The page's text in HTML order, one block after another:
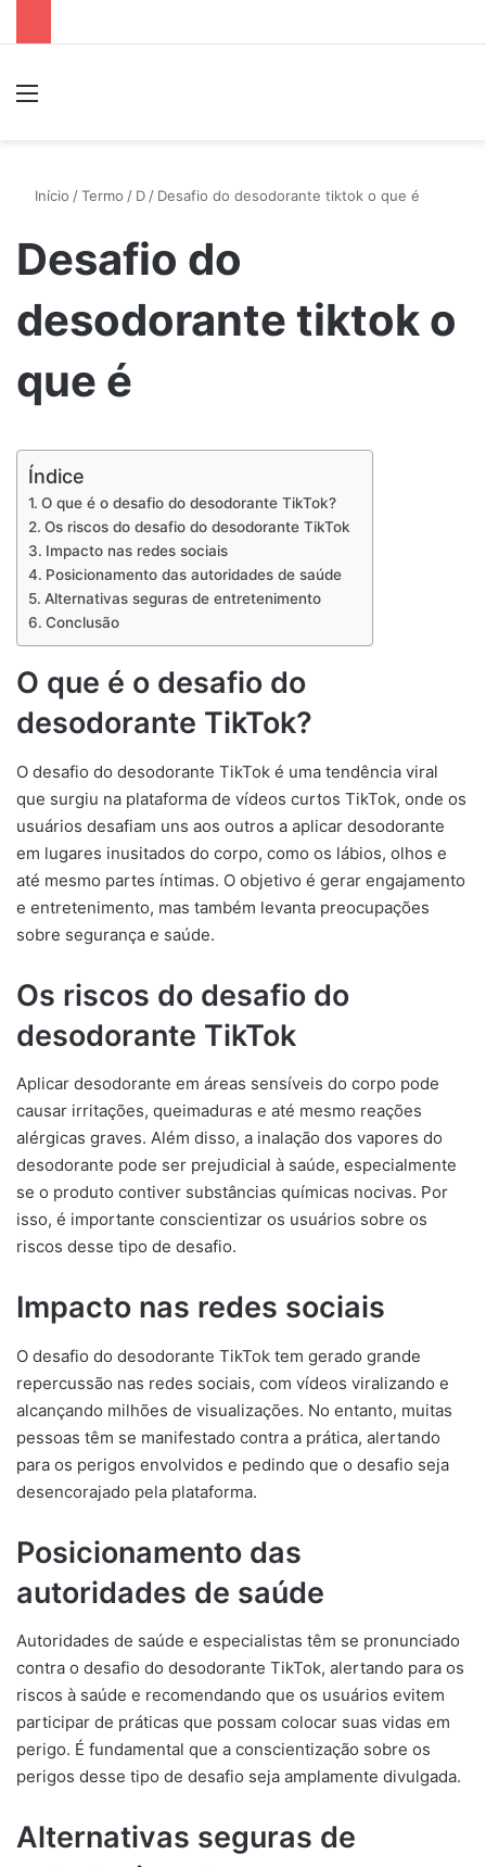
Início /Termo / D / Desafio do desodorante tiktok o que é
Desafio do
desodorante tiktok o
que é
Índice
O que é o desafio do desodorante TikTok?
Os riscos do desafio do desodorante TikTok
Impacto nas redes sociais
Posicionamento das autoridades de saúde
Alternativas seguras de entretenimento
Conclusão
O que é o desafio do
desodorante TikTok?
O desafio do desodorante TikTok é uma tendência viral
que surgiu na plataforma de vídeos curtos TikTok, onde os
usuários desafiam uns aos outros a aplicar desodorante
em lugares inusitados do corpo, como os lábios, olhos e
até mesmo partes íntimas. O objetivo é gerar engajamento
e entretenimento, mas também levanta preocupações
sobre segurança e saúde.
Os riscos do desafio do
desodorante TikTok
Aplicar desodorante em áreas sensíveis do corpo pode
causar irritações, queimaduras e até mesmo reações
alérgicas graves. Além disso, a inalação dos vapores do
desodorante pode ser prejudicial à saúde, especialmente
se o produto contiver substâncias químicas nocivas. Por
isso, é importante conscientizar os usuários sobre os
riscos desse tipo de desafio.
Impacto nas redes sociais
O desafio do desodorante TikTok tem gerado grande
repercussão nas redes sociais, com vídeos viralizando e
alcançando milhões de visualizações. No entanto, muitas
pessoas têm se manifestado contra a prática, alertando
para os perigos envolvidos e pedindo que o desafio seja
desencorajado pela plataforma.
Posicionamento das
autoridades de saúde
Autoridades de saúde e especialistas têm se pronunciado
contra o desafio do desodorante TikTok, alertando para os
riscos à saúde e recomendando que os usuários evitem
participar de práticas que possam colocar suas vidas em
perigo. É fundamental que a conscientização sobre os
perigos desse tipo de desafio seja amplamente divulgada.
Alternativas seguras de